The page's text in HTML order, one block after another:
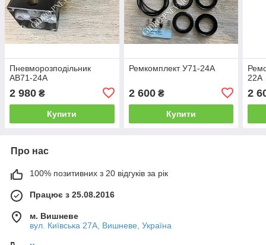
Пневморозподільник
АВ71-24А
2 980 ₴
Купити
Ремкомплект У71-24А
2 600₴
Купити
22А
2
Про нас
100% позитивних з 20 відгуків за рік
Працює з 25.08.2016
м. Вишневе
вул. Київська 27А, Вишневе, Україна